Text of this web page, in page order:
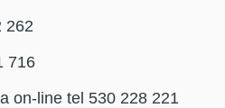
262
716
on-line tel 530 228 221